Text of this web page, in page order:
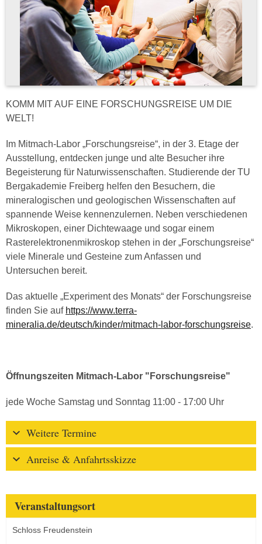
KOMM MIT AUF EINE FORSCHUNGSREISE UM DIE
WELT!
Im Mitmach-Labor „Forschungsreise“, in der 3. Etage der
Ausstellung, entdecken junge und alte Besucher ihre
Begeisterung für Naturwissenschaften. Studierende der TU
Bergakademie Freiberg helfen den Besuchern, die
mineralogischen und geologischen Wissenschaften auf
spannende Weise kennenzulernen. Neben verschiedenen
Mikroskopen, einer Dichtewaage und sogar einem
Rasterelektronenmikroskop stehen in der „Forschungsreise“
viele Minerale und Gesteine zum Anfassen und
Untersuchen bereit.
Das aktuelle „Experiment des Monats“ der Forschungsreise
finden Sie auf https://www.terra-
mineralia.de/deutsch/kinder/mitmach-labor-forschungsreise.
Öffnungszeiten Mitmach-Labor "Forschungsreise"
jede Woche Samstag und Sonntag 11:00 - 17:00 Uhr
Weitere Termine
Anreise & Anfahrtsskizze
Veranstaltungsort
Schloss Freudenstein